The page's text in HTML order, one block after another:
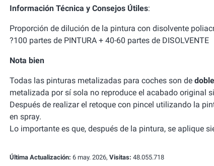
Información Técnica y Consejos Útiles:
Proporción de dilución de la pintura con disolvente
?100 partes de PINTURA + 40-60 partes de DISOLVENTE
Nota bien
Todas las pinturas metalizadas para coches son de
metalizada por sí sola no reproduce el acabado original
Después de realizar el retoque con pincel utilizando la
en spray.
Lo importante es que, después de la pintura, se aplique
Última Actualización: 6 may. 2026, Visitas: 48.055.718